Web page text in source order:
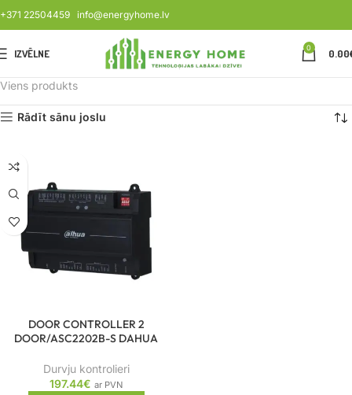
+371 22504459 info@energyhome.lv
IZVĒLNE 0 0.00
Viens produkts
Rādīt sānu joslu
DOOR CONTROLLER 2
DOOR/ASC2202B-S DAHUA
Durvju kontrolieri
197.44€ ar PVN